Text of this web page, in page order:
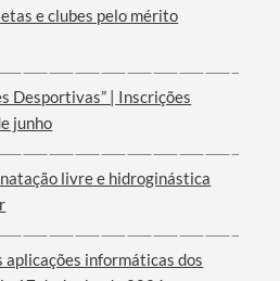
e clubes pelo mérito
Desportivas” | Inscrições
junho
livre e hidroginástica
aplicações informáticas dos